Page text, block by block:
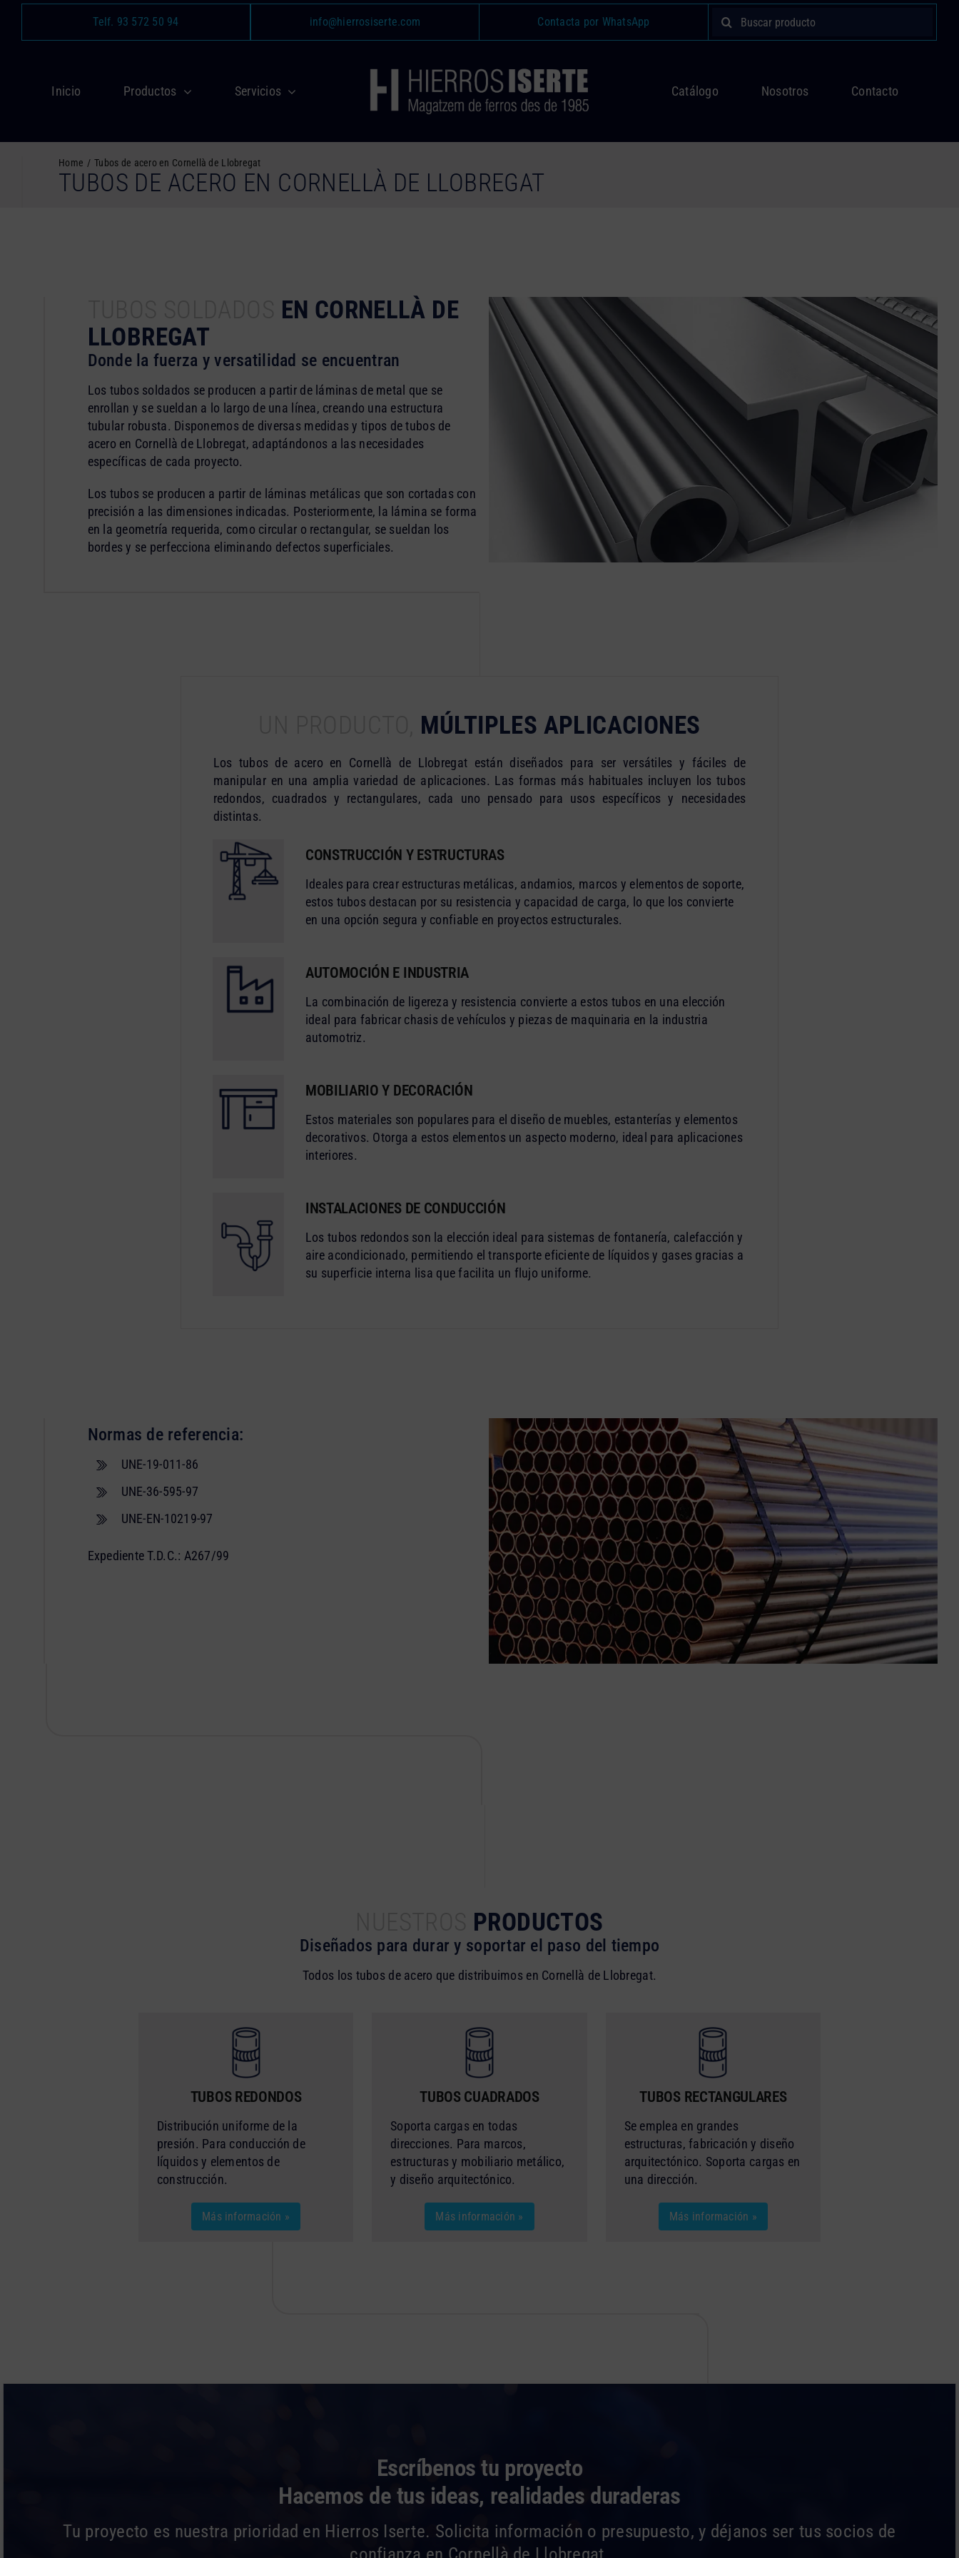
Saltar
contenido
Telf. 93 572 50 94 info@hierrosiserte.com Contacta por WhatsApp Buscar:
Inicio Productos Servicios Catálogo Nosotros Contacto
Home Tubos de acero en Cornellà de Llobregat
TUBOS DE ACERO EN CORNELLÀ DE LLOBREGAT
EN CORNELLÀ DE
LLOBREGAT
Donde la fuerza y versatilidad se encuentran
Los tubos soldados se producen a partir de láminas de metal que se
enrollan y se sueldan a lo largo de una línea, creando una estructura
tubular robusta. Disponemos de diversas medidas y tipos de tubos de
acero en Cornellà de Llobregat, adaptándonos a las necesidades
específicas de cada proyecto.
Los tubos se producen a partir de láminas metálicas que son cortadas con
precisión a las dimensiones indicadas. Posteriormente, la lámina se forma
en la geometría requerida, como circular o rectangular, se sueldan los
bordes y se perfecciona eliminando defectos superficiales.
MÚLTIPLES APLICACIONES
Los tubos de acero en Cornellà de Llobregat están diseñados para ser versátiles y fáciles de
manipular en una amplia variedad de aplicaciones. Las formas más habituales incluyen los tubos
redondos, cuadrados y rectangulares, cada uno pensado para usos específicos y necesidades
distintas.
CONSTRUCCIÓN Y ESTRUCTURAS
Ideales para crear estructuras metálicas, andamios, marcos y elementos de soporte,
estos tubos destacan por su resistencia y capacidad de carga, lo que los convierte
en una opción segura y confiable en proyectos estructurales.
AUTOMOCIÓN E INDUSTRIA
La combinación de ligereza y resistencia convierte a estos tubos en una elección
ideal para fabricar chasis de vehículos y piezas de maquinaria en la industria
automotriz.
MOBILIARIO Y DECORACIÓN
Estos materiales son populares para el diseño de muebles, estanterías y elementos
decorativos. Otorga a estos elementos un aspecto moderno, ideal para aplicaciones
interiores.
INSTALACIONES DE CONDUCCIÓN
Los tubos redondos son la elección ideal para sistemas de fontanería, calefacción y
aire acondicionado, permitiendo el transporte eficiente de líquidos y gases gracias a
su superficie interna lisa que facilita un flujo uniforme.
Normas de referencia:
UNE-19-011-86
UNE-36-595-97
UNE-EN-10219-97
Expediente T.D.C.: A267/99
PRODUCTOS
Diseñados para durar y soportar el paso del tiempo
Todos los tubos de acero que distribuimos en Cornellà de Llobregat.
TUBOS REDONDOS
Distribución uniforme de la
presión. Para conducción de
líquidos y elementos de
construcción.
Más información »
TUBOS CUADRADOS
Soporta cargas en todas
direcciones. Para marcos,
estructuras y mobiliario metálico,
y diseño arquitectónico.
Más información »
TUBOS RECTANGULARES
Se emplea en grandes
estructuras, fabricación y diseño
arquitectónico. Soporta cargas en
una dirección.
Más información »
Escríbenos tu proyecto
Hacemos de tus ideas, realidades duraderas
Tu proyecto es nuestra prioridad en Hierros Iserte. Solicita información o presupuesto, y déjanos ser tus socios de